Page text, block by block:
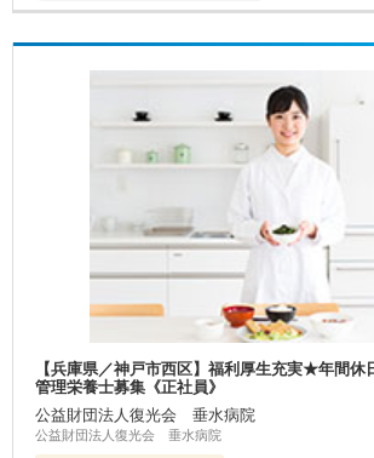
【兵庫県／神戸市西区】福利厚生充実★年間
管理栄養士募集《正社員》
公益財団法人復光会 垂水病院
公益財団法人復光会 垂水病院